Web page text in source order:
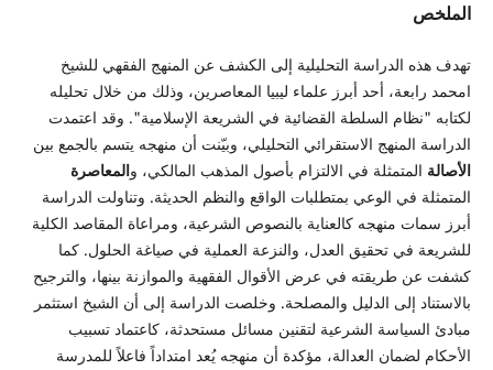
الملخص
تهدف هذه الدراسة التحليلية إلى الكشف عن المنهج الفقهي للشيخ
امحمد رابعة، أحد أبرز علماء ليبيا المعاصرين، وذلك من خلال تحليله
لكتابه "نظام السلطة القضائية في الشريعة الإسلامية". وقد اعتمدت
الدراسة المنهج الاستقرائي التحليلي، وبيّنت أن منهجه يتسم بالجمع بين
الأصالة المتمثلة في الالتزام بأصول المذهب المالكي، والمعاصرة
المتمثلة في الوعي بمتطلبات الواقع والنظم الحديثة. وتناولت الدراسة
أبرز سمات منهجه كالعناية بالنصوص الشرعية، ومراعاة المقاصد الكلية
للشريعة في تحقيق العدل، والنزعة العملية في صياغة الحلول. كما
كشفت عن طريقته في عرض الأقوال الفقهية والموازنة بينها، والترجيح
بالاستناد إلى الدليل والمصلحة. وخلصت الدراسة إلى أن الشيخ استثمر
مبادئ السياسة الشرعية لتقنين مسائل مستحدثة، كاعتماد تسبيب
الأحكام لضمان العدالة، مؤكدة أن منهجه يُعد امتداداً فاعلاً للمدرسة